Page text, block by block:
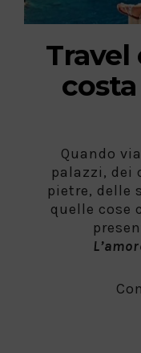
Travel
Quando
palazzi, dei
pietre, delle
quelle cose